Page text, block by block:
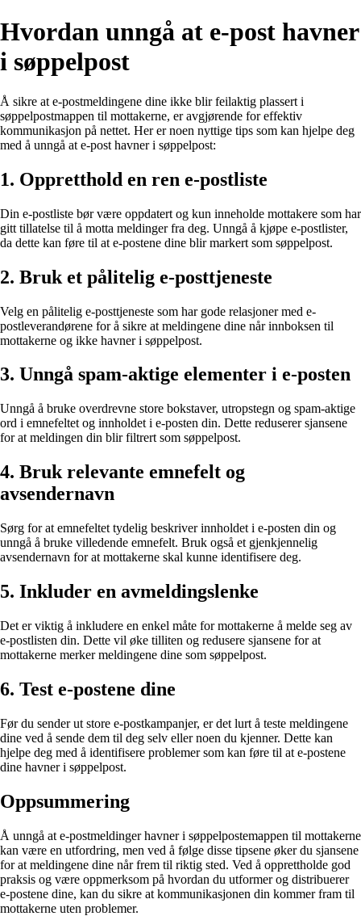
Hvordan unngå at e-post havner
i søppelpost
Å sikre at e-postmeldingene dine ikke blir feilaktig plassert i
søppelpostmappen til mottakerne, er avgjørende for effektiv
kommunikasjon på nettet. Her er noen nyttige tips som kan hjelpe deg
med å unngå at e-post havner i søppelpost:
1. Oppretthold en ren e-postliste
Din e-postliste bør være oppdatert og kun inneholde mottakere som har
gitt tillatelse til å motta meldinger fra deg. Unngå å kjøpe e-postlister,
da dette kan føre til at e-postene dine blir markert som søppelpost.
2. Bruk et pålitelig e-posttjeneste
Velg en pålitelig e-posttjeneste som har gode relasjoner med e-
postleverandørene for å sikre at meldingene dine når innboksen til
mottakerne og ikke havner i søppelpost.
3. Unngå spam-aktige elementer i e-posten
Unngå å bruke overdrevne store bokstaver, utropstegn og spam-aktige
ord i emnefeltet og innholdet i e-posten din. Dette reduserer sjansene
for at meldingen din blir filtrert som søppelpost.
4. Bruk relevante emnefelt og
avsendernavn
Sørg for at emnefeltet tydelig beskriver innholdet i e-posten din og
unngå å bruke villedende emnefelt. Bruk også et gjenkjennelig
avsendernavn for at mottakerne skal kunne identifisere deg.
5. Inkluder en avmeldingslenke
Det er viktig å inkludere en enkel måte for mottakerne å melde seg av
e-postlisten din. Dette vil øke tilliten og redusere sjansene for at
mottakerne merker meldingene dine som søppelpost.
6. Test e-postene dine
Før du sender ut store e-postkampanjer, er det lurt å teste meldingene
dine ved å sende dem til deg selv eller noen du kjenner. Dette kan
hjelpe deg med å identifisere problemer som kan føre til at e-postene
dine havner i søppelpost.
Oppsummering
Å unngå at e-postmeldinger havner i søppelpostemappen til mottakerne
kan være en utfordring, men ved å følge disse tipsene øker du sjansene
for at meldingene dine når frem til riktig sted. Ved å opprettholde god
praksis og være oppmerksom på hvordan du utformer og distribuerer
e-postene dine, kan du sikre at kommunikasjonen din kommer fram til
mottakerne uten problemer.